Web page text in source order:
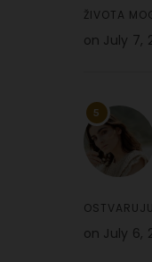
ŽIVOTA
on July 7,
5
on July 6,